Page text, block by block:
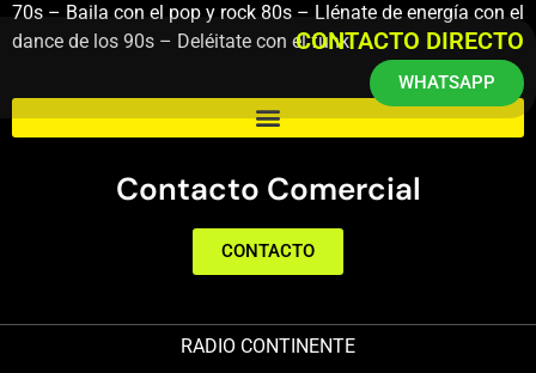
70s – Baila con el pop y rock 80s – Llénate de energía con el
dance de los 90s – Deléitate con el funk.
Contacto Comercial
CONTACTO
RADIO CONTINENTE
CONTACTO DIRECTO
WHATSAPP